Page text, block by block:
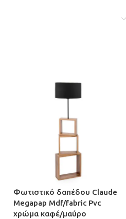
Φωτιστικό δαπέδου Claude
Megapap Mdf/fabric Pvc
χρώμα καφέ/μαύρο